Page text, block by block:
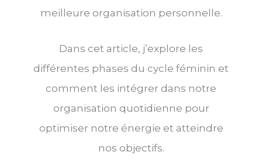
meilleure organisation personnelle.
Dans cet article, j’explore les
différentes phases du cycle féminin et
comment les intégrer dans notre
organisation quotidienne pour
optimiser notre énergie et atteindre
nos objectifs.